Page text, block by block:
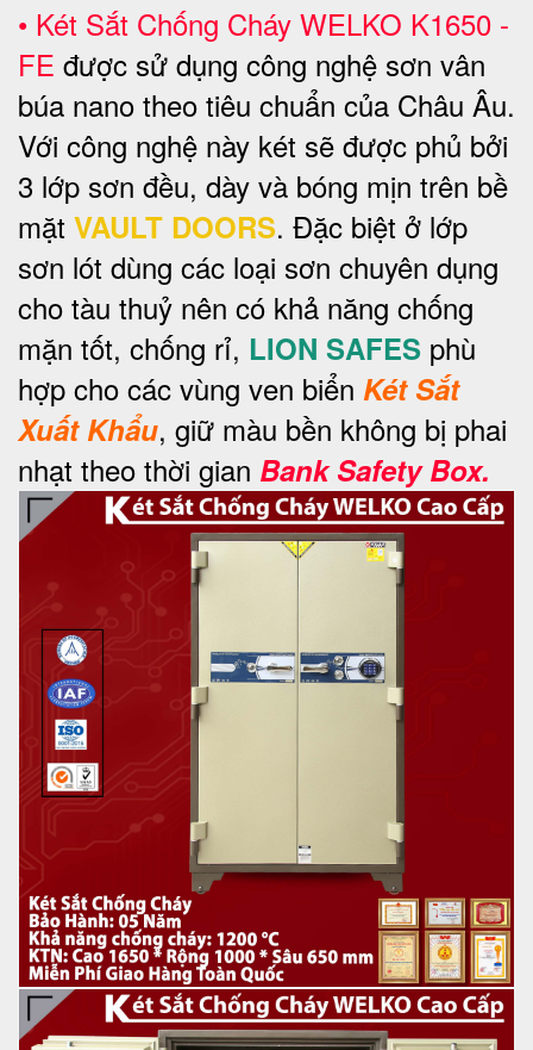
• Két Sắt Chống Cháy WELKO K1650 -
FE được sử dụng công nghệ sơn vân
búa nano theo tiêu chuẩn của Châu Âu.
Với công nghệ này két sẽ được phủ bởi
3 lớp sơn đều, dày và bóng mịn trên bề
mặt VAULT DOORS. Đặc biệt ở lớp
sơn lót dùng các loại sơn chuyên dụng
cho tàu thuỷ nên có khả năng chống
mặn tốt, chống rỉ, LION SAFES phù
hợp cho các vùng ven biển Két Sắt
Xuất Khẩu, giữ màu bền không bị phai
nhạt theo thời gian Bank Safety Box.